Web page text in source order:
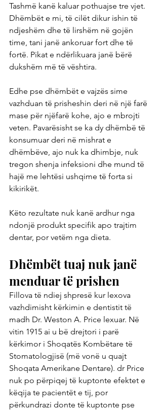
Tashmë kanë kaluar pothuajse tre vjet.
Dhëmbët e mi, të cilët dikur ishin të
ndjeshëm dhe të lirshëm në gojën
time, tani janë ankoruar fort dhe të
fortë. Pikat e ndërlikuara janë bërë
dukshëm më të vështira.
Edhe pse dhëmbët e vajzës sime
vazhduan të prisheshin deri në një farë
mase për njëfarë kohe, ajo e mbrojti
veten. Pavarësisht se ka dy dhëmbë të
konsumuar deri në mishrat e
dhëmbëve, ajo nuk ka dhimbje, nuk
tregon shenja infeksioni dhe mund të
hajë me lehtësi ushqime të forta si
kikirikët.
Këto rezultate nuk kanë ardhur nga
ndonjë produkt specifik apo trajtim
dentar, por vetëm nga dieta.
Dhëmbët tuaj nuk janë
menduar të prishen
Fillova të ndiej shpresë kur lexova
vazhdimisht kërkimin e dentistit të
madh Dr. Weston A. Price lexuar. Në
vitin 1915 ai u bë drejtori i parë
kërkimor i Shoqatës Kombëtare të
Stomatologjisë (më vonë u quajt
Shoqata Amerikane Dentare). dr Price
nuk po përpiqej të kuptonte efektet e
këqija te pacientët e tij, por
përkundrazi donte të kuptonte pse